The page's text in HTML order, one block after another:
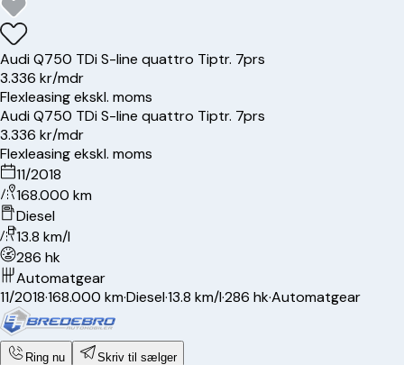
AudiQ750 TDi S-line quattro Tiptr. 7prs
3.336 kr/mdr
Flexleasing ekskl. moms
AudiQ750 TDi S-line quattro Tiptr. 7prs
3.336 kr/mdr
Flexleasing ekskl. moms
11/2018
168.000 km
Diesel
13.8 km/l
286 hk
Automatgear
11/2018·168.000 km·Diesel·13.8 km/l·286 hk·Automatgear
Ring nu Skriv til sælger